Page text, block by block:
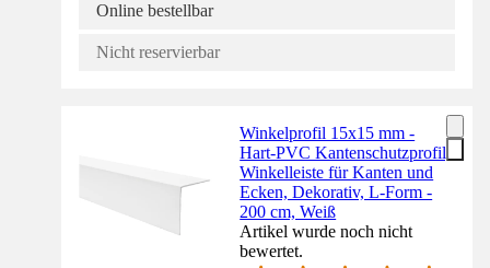
Online bestellbar
Nicht reservierbar
Winkelprofil 15x15 mm -
Hart-PVC Kantenschutzprofil,
Winkelleiste für Kanten und
Ecken, Dekorativ, L-Form -
200 cm, Weiß
Artikel wurde noch nicht
bewertet.